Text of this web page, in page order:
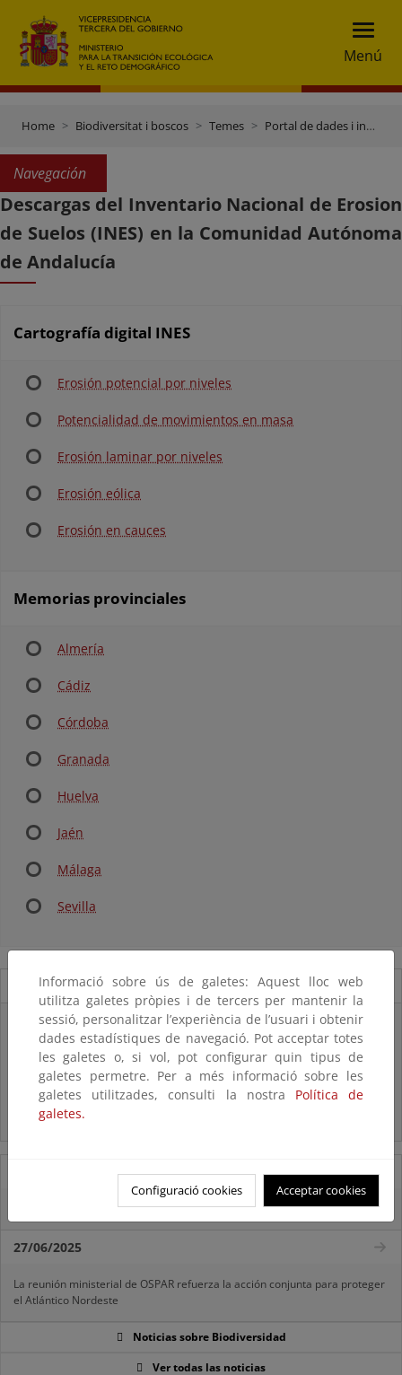
Menú
Home Biodiversitat i boscos Temes Portal de dades i inventaris
Navegación
Descargas del Inventario Nacional de Erosion
de Suelos (INES) en la Comunidad Autónoma
de Andalucía
Cartografía digital INES
Erosión potencial por niveles
Potencialidad de movimientos en masa
Erosión laminar por niveles
Erosión eólica
Erosión en cauces
Memorias provinciales
Almería
Cádiz
Córdoba
Granada
Huelva
Jaén
Málaga
Sevilla
Novedades
Listas patrón
El MITECO revisa y actualiza la Lista Patrón de las especies
silvestres presentes en España
Preguntas frecuentes...
Acceso a los recursos genéticos y reparto de beneficios
El censo de aves del Parque Nacional de las Tablas bate récords históricos
27/06/2025
La reunión ministerial de OSPAR refuerza la acción conjunta para proteger
el Atlántico Nordeste
Noticias sobre Biodiversidad
Ver todas las noticias
Informació sobre ús de galetes: Aquest lloc web
utilitza galetes pròpies i de tercers per mantenir la
sessió, personalitzar l’experiència de l’usuari i obtenir
dades estadístiques de navegació. Pot acceptar totes
les galetes o, si vol, pot configurar quin tipus de
galetes permetre. Per a més informació sobre les
galetes utilitzades, consulti la nostra Política de
galetes.
Configuració cookies Acceptar cookies